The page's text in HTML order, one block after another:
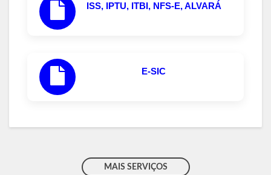
ISS, IPTU, ITBI, NFS-E, ALVARÁ
E-SIC
MAIS SERVIÇOS